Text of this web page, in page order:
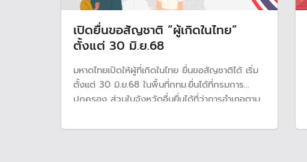
เปิดยื่นขอสัญชาติ “ผู้เกิดในไทย”
ตั้งแต่ 30 มิ.ย.68
มหาดไทยเปิดให้ผู้ที่เกิดในไทย ยื่นขอสัญชาติได้ เริ่ม
ตั้งแต่ 30 มิ.ย.68 ในพื้นที่กทม.ยื่นได้ที่กรมการ
ปกครอง ส่วนในจังหวัดอื่นยื่นได้ที่ว่าการอำเภอตาม